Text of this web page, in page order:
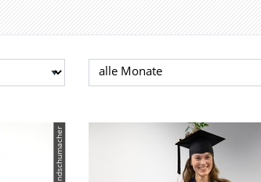
Monat auswählen
© Handschumacher